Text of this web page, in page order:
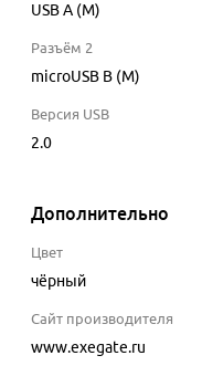
USB A (M)
Разъём 2
microUSB B (M)
Версия USB
2.0
Дополнительно
Цвет
чёрный
Сайт производителя
www.exegate.ru